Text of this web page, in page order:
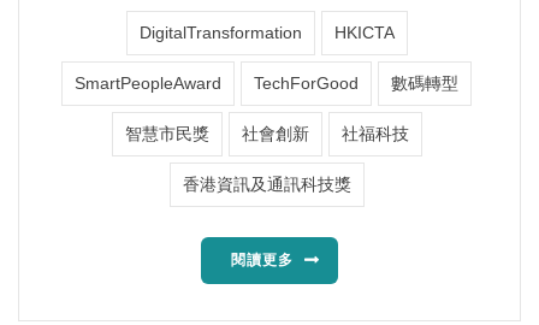
DigitalTransformation HKICTA
SmartPeopleAward TechForGood 數碼轉型
智慧市民獎 社會創新 社福科技
香港資訊及通訊科技獎
閱讀更多